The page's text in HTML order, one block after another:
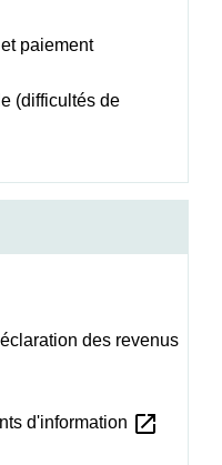
paiement
(difficultés de
des revenus
d'information open_in_new